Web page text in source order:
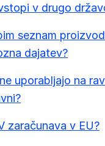
v drugo
seznam
dajatev?
uporabljajo na
zaračunava v EU?